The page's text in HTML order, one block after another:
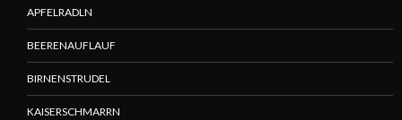
APFELRADLN
BEERENAUFLAUF
BIRNENSTRUDEL
KAISERSCHMARRN